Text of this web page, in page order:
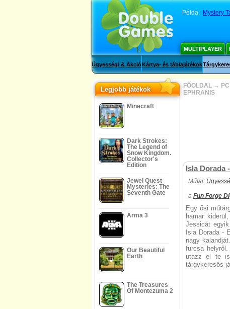
Példa: Mystery
MULTIPLAYER
Ügyességi & AkcióKártya- és táblajátékok
Legjobb játékok
Minecraft
Dark Strokes:
The Legend of
Snow Kingdom.
Collector's
Edition
Jewel Quest
Mysteries: The
Seventh Gate
Arma 3
Our Beautiful
Earth
The Treasures
Of Montezuma 2
FŐOLDAL →
EPHRANIS
Isla Dorada
Műfaj:
a Fun Forge
Egy ősi
hamar
Jessicát
Isla Dorada -
nagy
furcsa
utazz el te
tárgykeresős